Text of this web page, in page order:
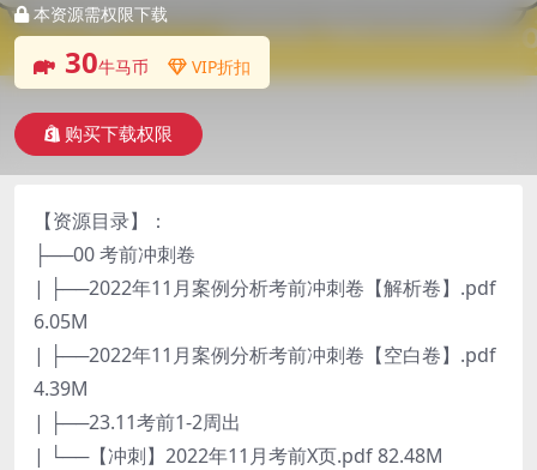
本资源需权限下载
30牛马币 VIP折扣
购买下载权限
【资源目录】：
├──00 考前冲刺卷
| ├──2022年11月案例分析考前冲刺卷【解析卷】.pdf
6.05M
| ├──2022年11月案例分析考前冲刺卷【空白卷】.pdf
4.39M
| ├──23.11考前1-2周出
| └──【冲刺】2022年11月考前X页.pdf 82.48M